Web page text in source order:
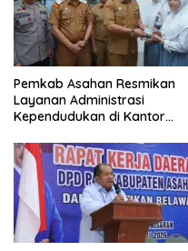
Pemkab Asahan Resmikan
Layanan Administrasi
Kependudukan di Kantor